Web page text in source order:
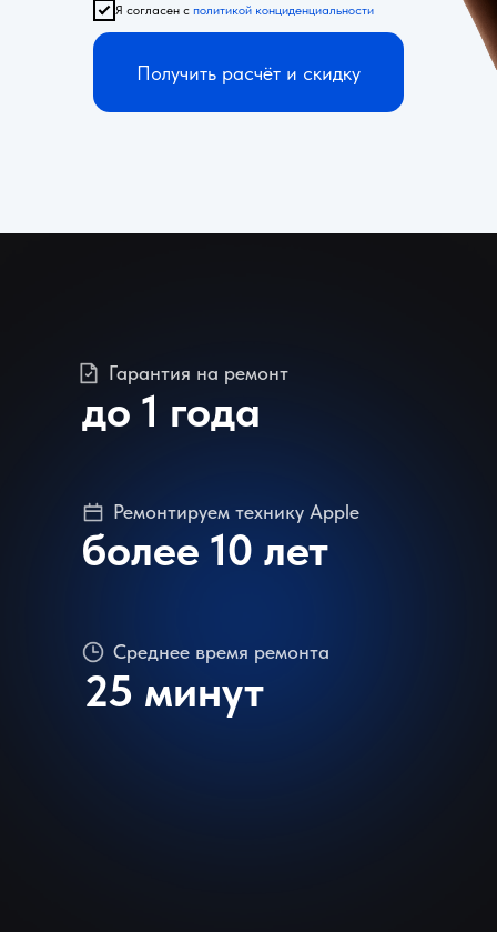
Я согласен с политикой конциденциальности
Получить расчёт и скидку
до 1 года
Гарантия на ремонт
25 минут
Среднее время ремонта
Ремонтируем технику Apple
более 10 лет